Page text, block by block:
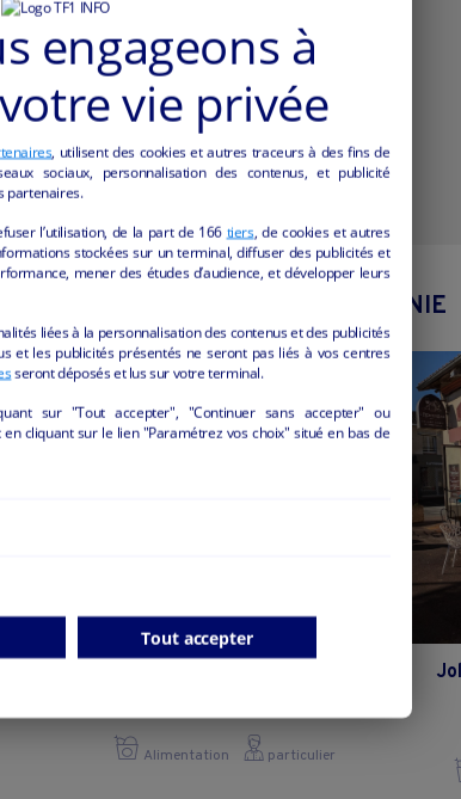
DE LA REGION OCCITANIE
Alimentation particulier
engageons à
vie privée
, utilisent des cookies et autres traceurs à des fins de
sociaux, personnalisation des contenus, et publicité
partenaires.
l’utilisation, de la part de 166 tiers, de cookies et autres
stockées sur un terminal, diffuser des publicités et
mener des études d’audience, et développer leurs
liées à la personnalisation des contenus et des publicités
et les publicités présentés ne seront pas liés à vos centres
seront déposés et lus sur votre terminal.
sur "Tout accepter", "Continuer sans accepter" ou
cliquant sur le lien "Paramétrez vos choix" situé en bas de
Tout accepter